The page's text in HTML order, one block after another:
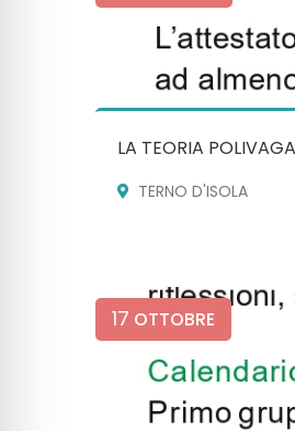
LA TEORIA
TERNO D'ISOLA
17 OTTOBRE